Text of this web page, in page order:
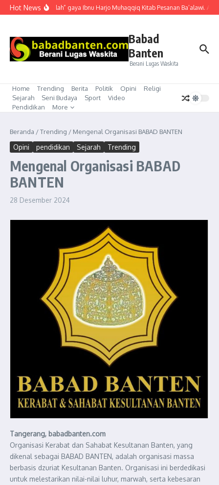
Lewati ke konten
Hot News“Mubahalah” gaya Ibnu Harjo Muhaqqiq Kitab Pesanan Ba’alawi.
Babad
Banten
Berani Lugas Waskita
Home Trending Berita Politik Opini
Religi
Sejarah
Seni Budaya Sport
Video
Pendidikan
More
Beranda /Trending / Mengenal Organisasi BABAD BANTEN
Opini pendidikan Sejarah Trending
Mengenal Organisasi BABAD
BANTEN
28 Desember 2024
Tangerang, babadbanten.com
Organisasi Kerabat dan Sahabat Kesultanan Banten, yang
dikenal sebagai BABAD BANTEN, adalah organisasi massa
berbasis dzuriat Kesultanan Banten. Organisasi ini berdedikasi
untuk melestarikan nilai-nilai luhur, marwah, serta kebesaran